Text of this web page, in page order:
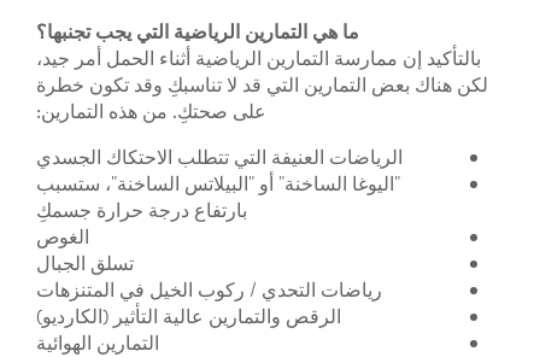
ما هي التمارين الرياضية التي يجب تجنبها؟
بالتأكيد إن ممارسة التمارين الرياضية أثناء الحمل أمر جيد،
لكن هناك بعض التمارين التي قد لا تناسبكِ وقد تكون خطرة
على صحتكِ. من هذه التمارين:
الرياضات العنيفة التي تتطلب الاحتكاك الجسدي
"اليوغا الساخنة" أو "البيلاتس الساخنة"، ستسبب
بارتفاع درجة حرارة جسمكِ
الغوص
تسلق الجبال
رياضات التحدي / ركوب الخيل في المتنزهات
الرقص والتمارين عالية التأثير (الكارديو)
التمارين الهوائية